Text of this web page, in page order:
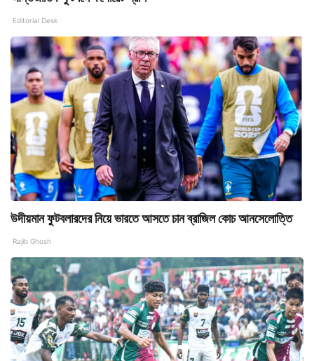
Editorial Desk
উদীয়মান ফুটবলারদের নিয়ে ভারতে আসতে চান ব্রাজিল কোচ আনসেলোত্তি
Rajib Ghosh